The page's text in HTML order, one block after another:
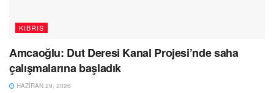
KIBRIS
Amcaoğlu: Dut Deresi Kanal Projesi’nde saha
çalışmalarına başladık
HAZIRAN 29, 2026